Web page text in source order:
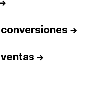
→
conversiones →
ventas →